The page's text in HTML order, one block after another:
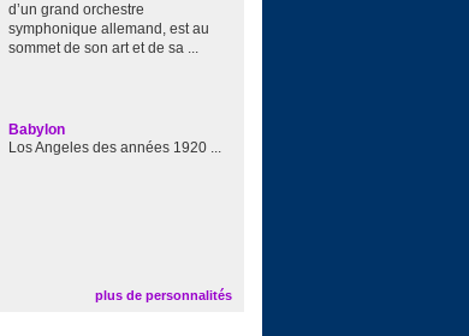
d’un grand orchestre
symphonique allemand, est au
sommet de son art et de sa ...
Babylon
Los Angeles des années 1920 ...
plus de personnalités